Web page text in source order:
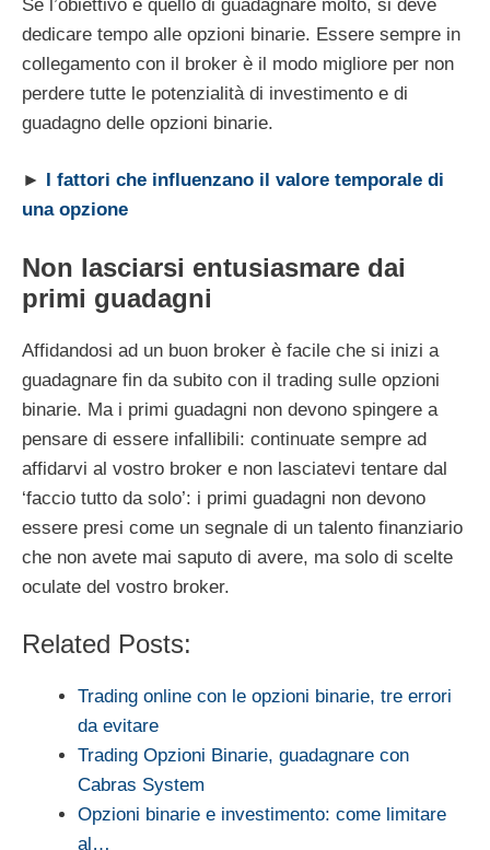
Se l’obiettivo è quello di guadagnare molto, si deve
dedicare tempo alle opzioni binarie. Essere sempre in
collegamento con il broker è il modo migliore per non
perdere tutte le potenzialità di investimento e di
guadagno delle opzioni binarie.
►
I fattori che influenzano il valore temporale di
una opzione
Non lasciarsi entusiasmare dai
primi guadagni
Affidandosi ad un buon broker è facile che si inizi a
guadagnare fin da subito con il trading sulle opzioni
binarie. Ma i primi guadagni non devono spingere a
pensare di essere infallibili: continuate sempre ad
affidarvi al vostro broker e non lasciatevi tentare dal
‘faccio tutto da solo’: i primi guadagni non devono
essere presi come un segnale di un talento finanziario
che non avete mai saputo di avere, ma solo di scelte
oculate del vostro broker.
Related Posts:
Trading online con le opzioni binarie, tre errori
da evitare
Trading Opzioni Binarie, guadagnare con
Cabras System
Opzioni binarie e investimento: come limitare
al…